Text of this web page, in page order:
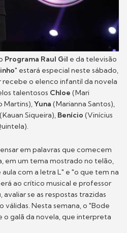
Programa Raul Gil e da televisão
" estará especial neste sábado,
recebe o elenco infantil da novela
talentosos Chloe (Mari
Martins),Yuna (Marianna Santos),
(Kauan Siqueira), Benício (Vinícius
em palavras que comecem
em um tema mostrado no telão,
com a letra L" e "o que tem na
ao crítico musical e professor
, avaliar se as respostas trazidas
válidas. Nesta semana, o "Bode
o galã da novela, que interpreta